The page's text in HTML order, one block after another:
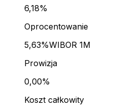
6,18%
Oprocentowanie
5,63%WIBOR 1M
Prowizja
0,00%
Koszt całkowity